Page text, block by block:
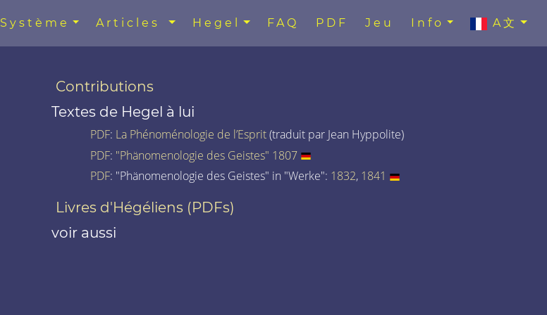
Système Articles Hegel FAQ PDF Jeu Info A文
Contributions
Textes de Hegel à lui
PDF: La Phénoménologie de l’Esprit(traduit par Jean Hyppolite)
PDF: "Phänomenologie des Geistes" 1807
PDF: "Phänomenologie des Geistes" in "Werke": 1832, 1841
Livres d'Hégéliens (PDFs)
voir aussi